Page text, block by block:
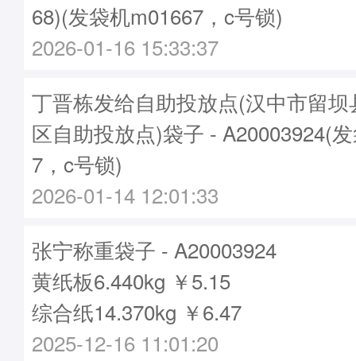
68)(发袋机m01667，c号锁)
2026-01-16 15:33:37
丁晋栋发给自助投放点(汉中市留
区自助投放点)袋子 - A20003924(
7，c号锁)
2026-01-14 12:01:33
张宁称重袋子 - A20003924
黄纸板6.440kg ￥5.15
综合纸14.370kg ￥6.47
2025-12-16 11:01:20